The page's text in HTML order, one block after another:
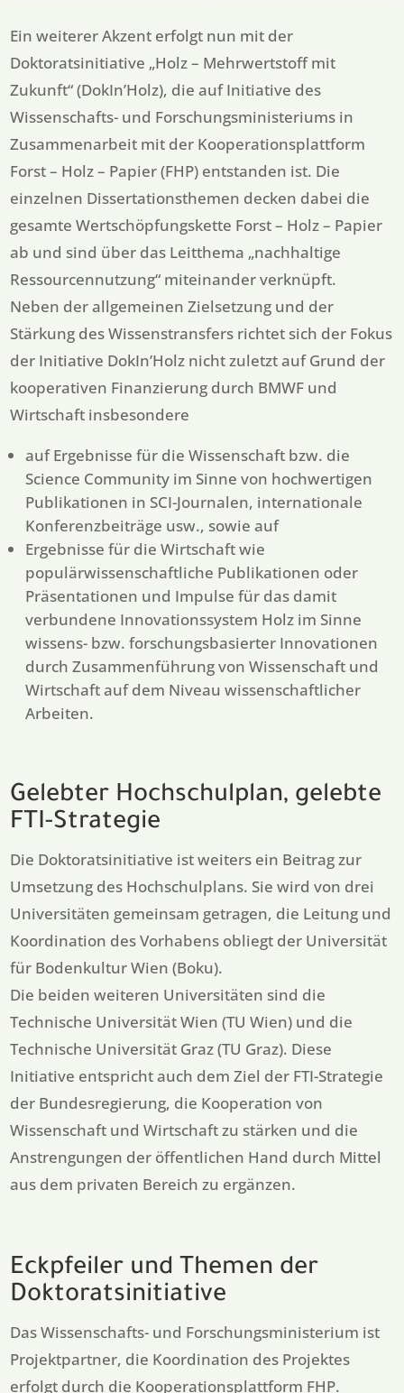
Ein weiterer Akzent erfolgt nun mit der
Doktoratsinitiative „Holz – Mehrwertstoff mit
Zukunft“ (DokIn’Holz), die auf Initiative des
Wissenschafts- und Forschungsministeriums in
Zusammenarbeit mit der Kooperationsplattform
Forst – Holz – Papier (FHP) entstanden ist. Die
einzelnen Dissertationsthemen decken dabei die
gesamte Wertschöpfungskette Forst – Holz – Papier
ab und sind über das Leitthema „nachhaltige
Ressourcennutzung“ miteinander verknüpft.
Neben der allgemeinen Zielsetzung und der
Stärkung des Wissenstransfers richtet sich der Fokus
der Initiative DokIn’Holz nicht zuletzt auf Grund der
kooperativen Finanzierung durch BMWF und
Wirtschaft insbesondere
auf Ergebnisse für die Wissenschaft bzw. die
Science Community im Sinne von hochwertigen
Publikationen in SCI-Journalen, internationale
Konferenzbeiträge usw., sowie auf
Ergebnisse für die Wirtschaft wie
populärwissenschaftliche Publikationen oder
Präsentationen und Impulse für das damit
verbundene Innovationssystem Holz im Sinne
wissens- bzw. forschungsbasierter Innovationen
durch Zusammenführung von Wissenschaft und
Wirtschaft auf dem Niveau wissenschaftlicher
Arbeiten.
Gelebter Hochschulplan, gelebte
FTI-Strategie
Die Doktoratsinitiative ist weiters ein Beitrag zur
Umsetzung des Hochschulplans. Sie wird von drei
Universitäten gemeinsam getragen, die Leitung und
Koordination des Vorhabens obliegt der Universität
für Bodenkultur Wien (Boku).
Die beiden weiteren Universitäten sind die
Technische Universität Wien (TU Wien) und die
Technische Universität Graz (TU Graz). Diese
Initiative entspricht auch dem Ziel der FTI-Strategie
der Bundesregierung, die Kooperation von
Wissenschaft und Wirtschaft zu stärken und die
Anstrengungen der öffentlichen Hand durch Mittel
aus dem privaten Bereich zu ergänzen.
Eckpfeiler und Themen der
Doktoratsinitiative
Das Wissenschafts- und Forschungsministerium ist
Projektpartner, die Koordination des Projektes
erfolgt durch die Kooperationsplattform FHP.